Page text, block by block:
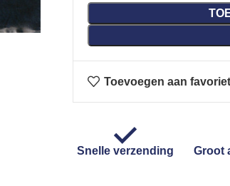
Toevoegen aan
Snelle verzending Groot